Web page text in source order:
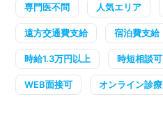
専門医不問 人気エリア
遠方交通費支給 宿泊費支給
時給1.3万円以上 時短相談可
WEB面接可 オンライン診療